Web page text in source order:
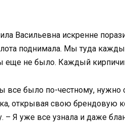
Васильевна искренне
поднимала. Мы туда
еще не было. Каждый
все было по-честному,
открывая свою брендовую
– Я уже все узнала и даже